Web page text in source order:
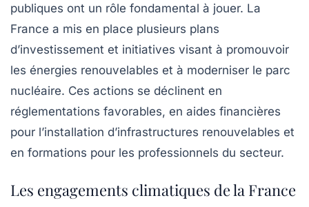
publiques ont un rôle fondamental à jouer. La
France a mis en place plusieurs plans
d’investissement et initiatives visant à promouvoir
les énergies renouvelables et à moderniser le parc
nucléaire. Ces actions se déclinent en
réglementations favorables, en aides financières
pour l’installation d’infrastructures renouvelables et
en formations pour les professionnels du secteur.
Les engagements climatiques de la France